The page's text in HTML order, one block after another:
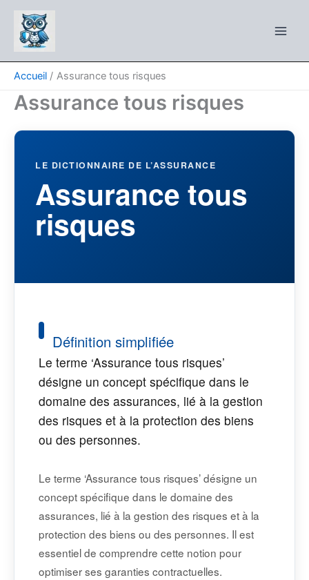
contenu
Accueil Assurance tous risques
Assurance tous risques
LE DICTIONNAIRE DE L’ASSURANCE
Assurance tous
risques
Définition simplifiée
Le terme ‘Assurance tous risques’
désigne un concept spécifique dans le
domaine des assurances, lié à la gestion
des risques et à la protection des biens
ou des personnes.
Le terme ‘Assurance tous risques’ désigne un
concept spécifique dans le domaine des
assurances, lié à la gestion des risques et à la
protection des biens ou des personnes. Il est
essentiel de comprendre cette notion pour
optimiser ses garanties contractuelles.